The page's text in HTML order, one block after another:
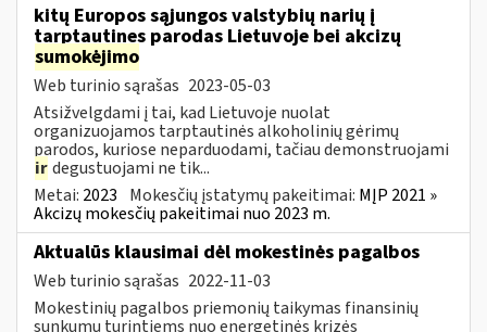
kitų Europos sąjungos valstybių narių į
tarptautines parodas Lietuvoje bei akcizų
sumokėjimo
Web turinio sąrašas 2023-05-03
Atsižvelgdami į tai, kad Lietuvoje nuolat
organizuojamos tarptautinės alkoholinių gėrimų
parodos, kuriose neparduodami, tačiau demonstruojami
irdegustuojami ne tik...
Metai: 2023 Mokesčių įstatymų pakeitimai: MĮP 2021 »
Akcizų mokesčių pakeitimai nuo 2023 m.
Aktualūs klausimai dėl mokestinės pagalbos
Web turinio sąrašas 2022-11-03
Mokestinių pagalbos priemonių taikymas finansinių
sunkumų turintiems nuo energetinės krizės